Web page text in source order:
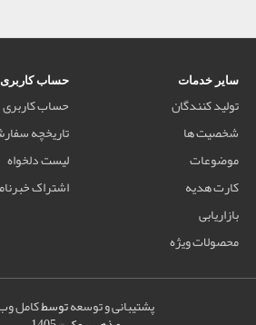
سایر خدمات
تولید کنندگان
شخصیت ها
موضوعات
کارت هدیه
بازاریابی
محصولات ویژه
حساب کاربری
حساب کاربری
تاریخچه
لیست دلخواه
اشتراک
پشتیبانی و توسعهتوسطکامل